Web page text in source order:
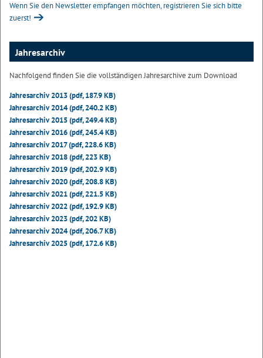
Wenn Sie den Newsletter empfangen möchten, registrieren Sie sich bitte
zuerst!
Jahresarchiv
Nachfolgend finden Sie die vollständigen Jahresarchive zum Download
Jahresarchiv 2013 (pdf, 187.9 KB)
Jahresarchiv 2014 (pdf, 240.2 KB)
Jahresarchiv 2015 (pdf, 249.4 KB)
Jahresarchiv 2016 (pdf, 245.4 KB)
Jahresarchiv 2017 (pdf, 228.6 KB)
Jahresarchiv 2018 (pdf, 223 KB)
Jahresarchiv 2019 (pdf, 202.9 KB)
Jahresarchiv 2020 (pdf, 208.8 KB)
Jahresarchiv 2021 (pdf, 221.5 KB)
Jahresarchiv 2022 (pdf, 192.9 KB)
Jahresarchiv 2023 (pdf, 202 KB)
Jahresarchiv 2024 (pdf, 206.7 KB)
Jahresarchiv 2025 (pdf, 172.6 KB)